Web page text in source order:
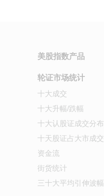
美股指数产品
轮证市场统计
十大成交
十大升幅/跌幅
十大认股证成交分布
十天股证占大市成交
资金流
街货统计
三十大平均引伸波幅